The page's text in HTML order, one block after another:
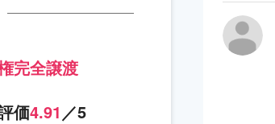
完全譲渡
価4.91 ／5